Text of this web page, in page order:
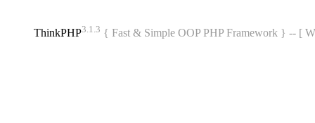
ThinkPHP3.1.3 { Fast & Simple OOP PHP Framework } -- [